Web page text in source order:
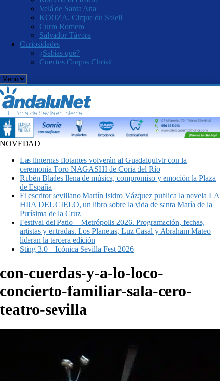
Velá de Santa Ana
KOOZA. Cirque du Soleil
Curro Romero
Salvador Távora
Curiosidades
¿Sabías qué?
Cuentos Corpus Christi
NOVEDAD
Las linternas flotantes volverán al Guadalquivir con la
ceremonia Tōrō NAGASHI de Coria del Río
Rubén Blades llena de música, compromiso y emoción la Plaza
de España
El escritor sevillano Martín Isidro Vázquez publica la novela LA
HIJA DEL CIELO, un libro sobre la vida de santa María de la
Purísima de la Cruz
Festival del Patio + Metrópolis 2026. Programación, fechas,
artistas y entradas. Los Planetas, Luz Casal y Abraham Mateo
lideran la tercera edición
Sting 3.0 – Icónica Sevilla Fest 2026
con-cuerdas-y-a-lo-loco-
concierto-familiar-sala-cero-
teatro-sevilla